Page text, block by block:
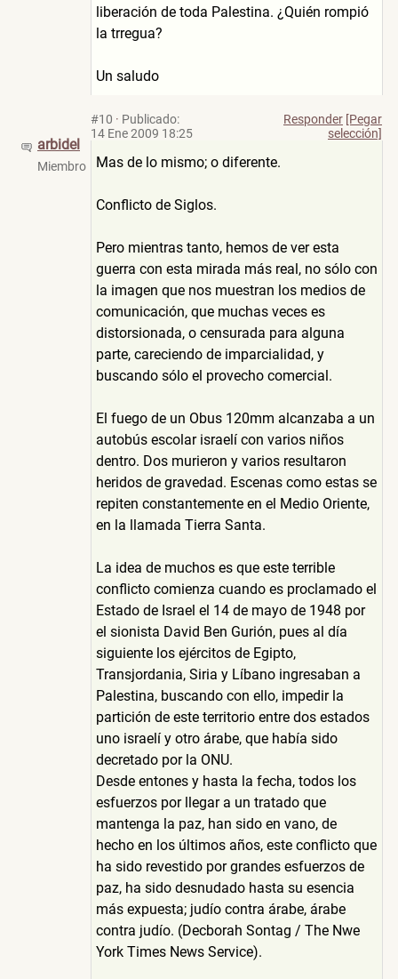
liberación de toda Palestina. ¿Quién rompió
la trregua?
Un saludo
arbidel
Miembro
#10 · Publicado:
14 Ene 2009 18:25
Responder [Pegar
selección]
Mas de lo mismo; o diferente.
Conflicto de Siglos.
Pero mientras tanto, hemos de ver esta
guerra con esta mirada más real, no sólo con
la imagen que nos muestran los medios de
comunicación, que muchas veces es
distorsionada, o censurada para alguna
parte, careciendo de imparcialidad, y
buscando sólo el provecho comercial.
El fuego de un Obus 120mm alcanzaba a un
autobús escolar israelí con varios niños
dentro. Dos murieron y varios resultaron
heridos de gravedad. Escenas como estas se
repiten constantemente en el Medio Oriente,
en la llamada Tierra Santa.
La idea de muchos es que este terrible
conflicto comienza cuando es proclamado el
Estado de Israel el 14 de mayo de 1948 por
el sionista David Ben Gurión, pues al día
siguiente los ejércitos de Egipto,
Transjordania, Siria y Líbano ingresaban a
Palestina, buscando con ello, impedir la
partición de este territorio entre dos estados
uno israelí y otro árabe, que había sido
decretado por la ONU.
Desde entones y hasta la fecha, todos los
esfuerzos por llegar a un tratado que
mantenga la paz, han sido en vano, de
hecho en los últimos años, este conflicto que
ha sido revestido por grandes esfuerzos de
paz, ha sido desnudado hasta su esencia
más expuesta; judío contra árabe, árabe
contra judío. (Decborah Sontag / The Nwe
York Times News Service).